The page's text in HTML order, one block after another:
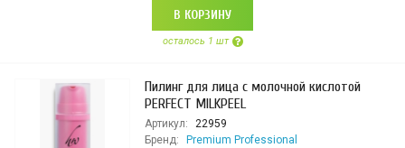
В КОРЗИНУ
осталось 1 шт
Пилинг для лица с молочной кислотой
PERFECT MILKPEEL
Артикул:
22959
Бренд:
Premium Professional